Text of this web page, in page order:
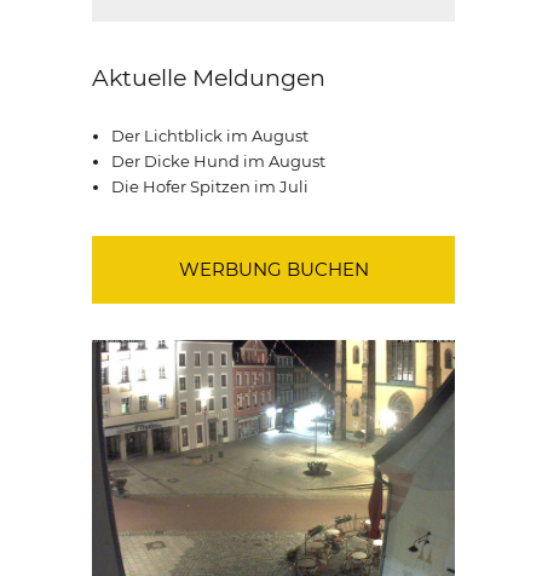
Aktuelle Meldungen
Der Lichtblick im August
Der Dicke Hund im August
Die Hofer Spitzen im Juli
WERBUNG BUCHEN